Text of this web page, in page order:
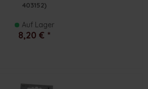
403152)
Auf Lager
8,20 € *